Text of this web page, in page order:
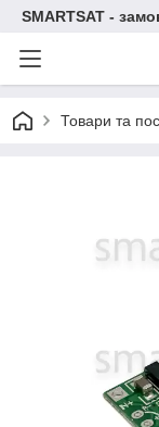
SMARTSAT -
Товари та